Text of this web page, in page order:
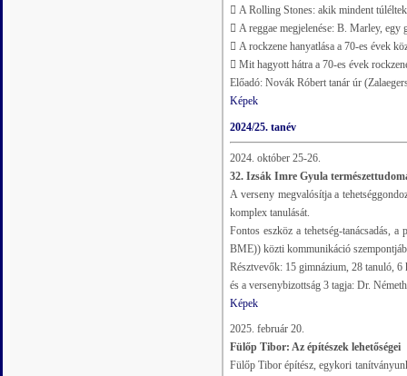
 A Rolling Stones: akik mindent
 A reggae megjelenése: B. Marley, egy
 A rockzene hanyatlása a 70-es évek
 Mit hagyott hátra a 70-es évek
Előadó: Novák Róbert tanár úr
Képek
2024/25. tanév
2024. október 25-26.
32. Izsák Imre Gyula
A verseny megvalósítja a
komplex tanulását.
Fontos eszköz a tehetség-tanácsadás,
BME)) közti kommunikáció
Résztvevők: 15 gimnázium, 28 tanuló,
és a versenybizottság 3 tagja: Dr.
Képek
2025. február 20.
Fülőp Tibor: Az építészek lehetőségei
Fülőp Tibor építész, egykori